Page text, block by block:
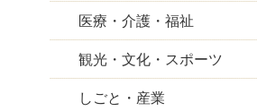
医療・介護・福祉
観光・文化・スポーツ
しごと・産業